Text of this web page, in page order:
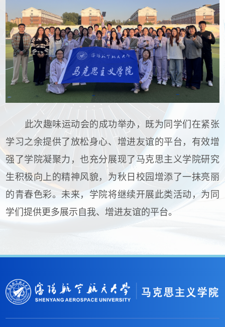
此次趣味运动会的成功举办，既为同学们在紧张
学习之余提供了放松身心、增进友谊的平台，有效增
强了学院凝聚力，也充分展现了马克思主义学院研究
生积极向上的精神风貌，为秋日校园增添了一抹亮丽
的青春色彩。未来，学院将继续开展此类活动，为同
学们提供更多展示自我、增进友谊的平台。